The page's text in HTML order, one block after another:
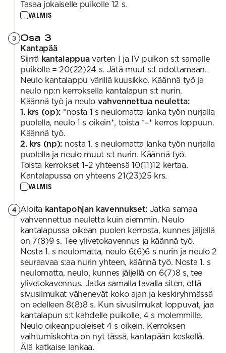
Tasaa jokaiselle puikolle 12 s.
VALMIS
3 Osa 3
Kantapää
Siirrä kantalappuavarten I ja IV puikon s:t samalle
puikolle = 20(22)24 s. Jätä muut s:t odottamaan.
Neulo kantalappu värillä kuusikko. Käännä työ ja
neulo np:n kerroksella kantalapun s:t nurin.
Käännä työ ja neulo vahvennettua neuletta:
1. krs (op): *nosta 1 s neulomatta lanka työn nurjalla
puolella, neulo 1 s oikein*, toista *–* kerros loppuun.
Käännä työ.
2. krs (np): nosta 1. s neulomatta lanka työn nurjalla
puolella ja neulo muut s:t nurin. Käännä työ.
Toista kerrokset 1–2 yhteensä 10(11)12 kertaa.
Kantalapussa on yhteens 21(23)25 krs.
VALMIS
4 Aloita kantapohjan kavennukset: Jatka samaa
vahvennettua neuletta kuin aiemmin. Neulo
kantalapussa oikean puolen kerrosta, kunnes jäljellä
on 7(8)9 s. Tee ylivetokavennus ja käännä työ.
Nosta 1. s neulomatta, neulo 6(6)6 s nurin ja neulo 2
seuraavaa s:aa nurin yhteen, käännä työ. Nosta 1. s
neulomatta, neulo, kunnes jäljellä on 6(7)8 s, tee
ylivetokavennus. Jatka samalla tavalla siten, että
sivusilmukat vähenevät koko ajan ja keskiryhmässä
on edelleen 8(8)8 s. Kun sivusilmukat loppuvat, jaa
kantalapun s:t kahdelle puikolle, 4 s molemmille.
Neulo oikeanpuoleiset 4 s oikein. Kerroksen
vaihtumiskohta on nyt tässä, kantapään keskellä.
Älä katkaise lankaa.